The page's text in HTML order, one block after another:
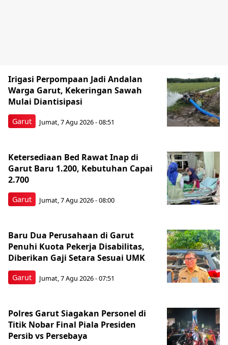
Garut
Irigasi Perpompaan Jadi Andalan
Warga Garut, Kekeringan Sawah
Mulai Diantisipasi
Jumat, 7 Agu 2026 - 08:51
Garut
Ketersediaan Bed Rawat Inap di
Garut Baru 1.200, Kebutuhan Capai
2.700
Jumat, 7 Agu 2026 - 08:00
Garut
Baru Dua Perusahaan di Garut
Penuhi Kuota Pekerja Disabilitas,
Diberikan Gaji Setara Sesuai UMK
Jumat, 7 Agu 2026 - 07:51
Polres Garut Siagakan Personel di
Titik Nobar Final Piala Presiden
Persib vs Persebaya